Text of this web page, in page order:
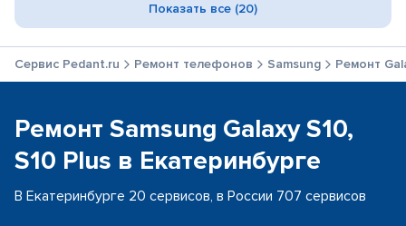
Показать все (20)
Сервис Pedant.ru Ремонт телефонов Samsung Ремонт
Ремонт Samsung Galaxy S10,
S10 Plus в Екатеринбурге
В Екатеринбурге 20 сервисов, в России 707 сервисов